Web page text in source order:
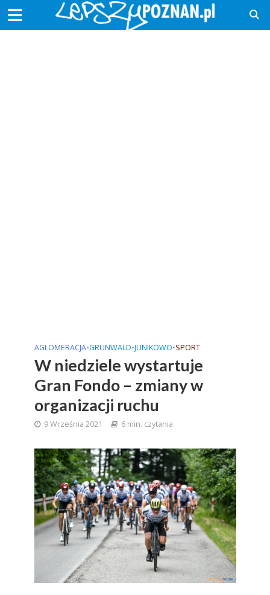
AGLOMERACJA•GRUNWALD•JUNIKOWO•SPORT
W niedziele wystartuje
Gran Fondo – zmiany w
organizacji ruchu
9 Września 2021 6 min. czytania